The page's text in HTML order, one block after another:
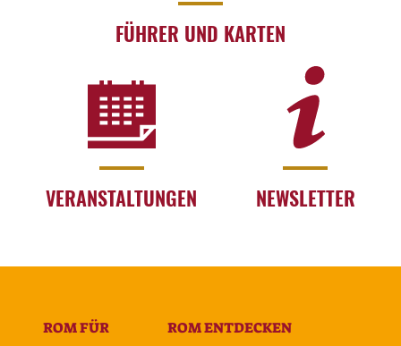
FÜHRER UND KARTEN
VERANSTALTUNGEN NEWSLETTER
ROM FÜR ROM ENTDECKEN